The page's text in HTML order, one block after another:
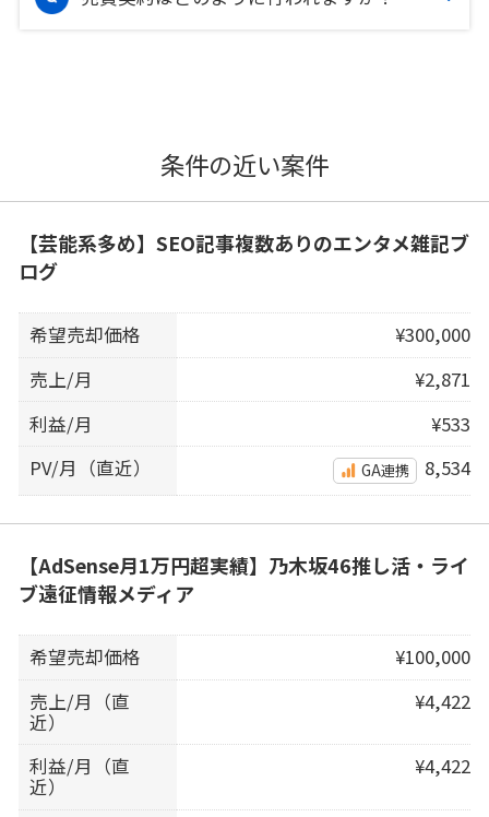
条件の近い案件
【芸能系多め】SEO記事複数ありのエンタメ雑記ブ
ログ
希望売却価格
¥300,000
売上/月
¥2,871
利益/月
¥533
PV/月（直近）
GA連携 8,534
【AdSense月1万円超実績】乃木坂46推し活・ライ
ブ遠征情報メディア
希望売却価格
¥100,000
売上/月（直
近）
¥4,422
利益/月（直
近）
¥4,422